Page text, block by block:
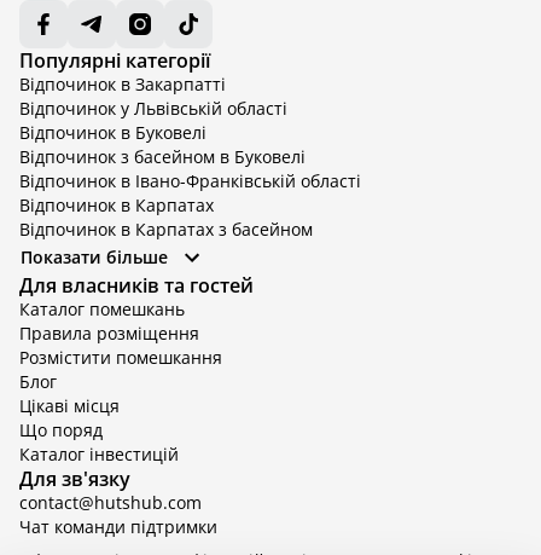
Популярні категорії
Відпочинок в Закарпатті
Відпочинок у Львівській області
Відпочинок в Буковелі
Відпочинок з басейном в Буковелі
Відпочинок в Івано-Франківській області
Відпочинок в Карпатах
Відпочинок в Карпатах з басейном
Відпочинок в Київській області
Відпочинок в Київській області з басейном
Відпочинок в Тернопільській області
Відпочинок у Вінницькій області
Відпочинок в Яремче
Відпочинок у Львівській області з басейном
Відпочинок з басейном в Тернопільській області
Показати більше
Для власників та гостей
Каталог помешкань
Правила розміщення
Розмістити помешкання
Блог
Цікаві місця
Що поряд
Каталог інвестицій
Для зв'язку
contact@hutshub.com
Чат команди підтримки